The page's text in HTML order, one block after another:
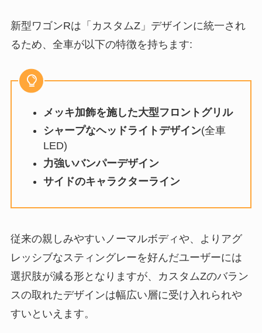
新型ワゴンRは「カスタムZ」デザインに統一され
るため、全車が以下の特徴を持ちます:
メッキ加飾を施した大型フロントグリル
シャープなヘッドライトデザイン(全車
LED)
力強いバンパーデザイン
サイドのキャラクターライン
従来の親しみやすいノーマルボディや、よりアグ
レッシブなスティングレーを好んだユーザーには
選択肢が減る形となりますが、カスタムZのバラン
スの取れたデザインは幅広い層に受け入れられや
すいといえます。